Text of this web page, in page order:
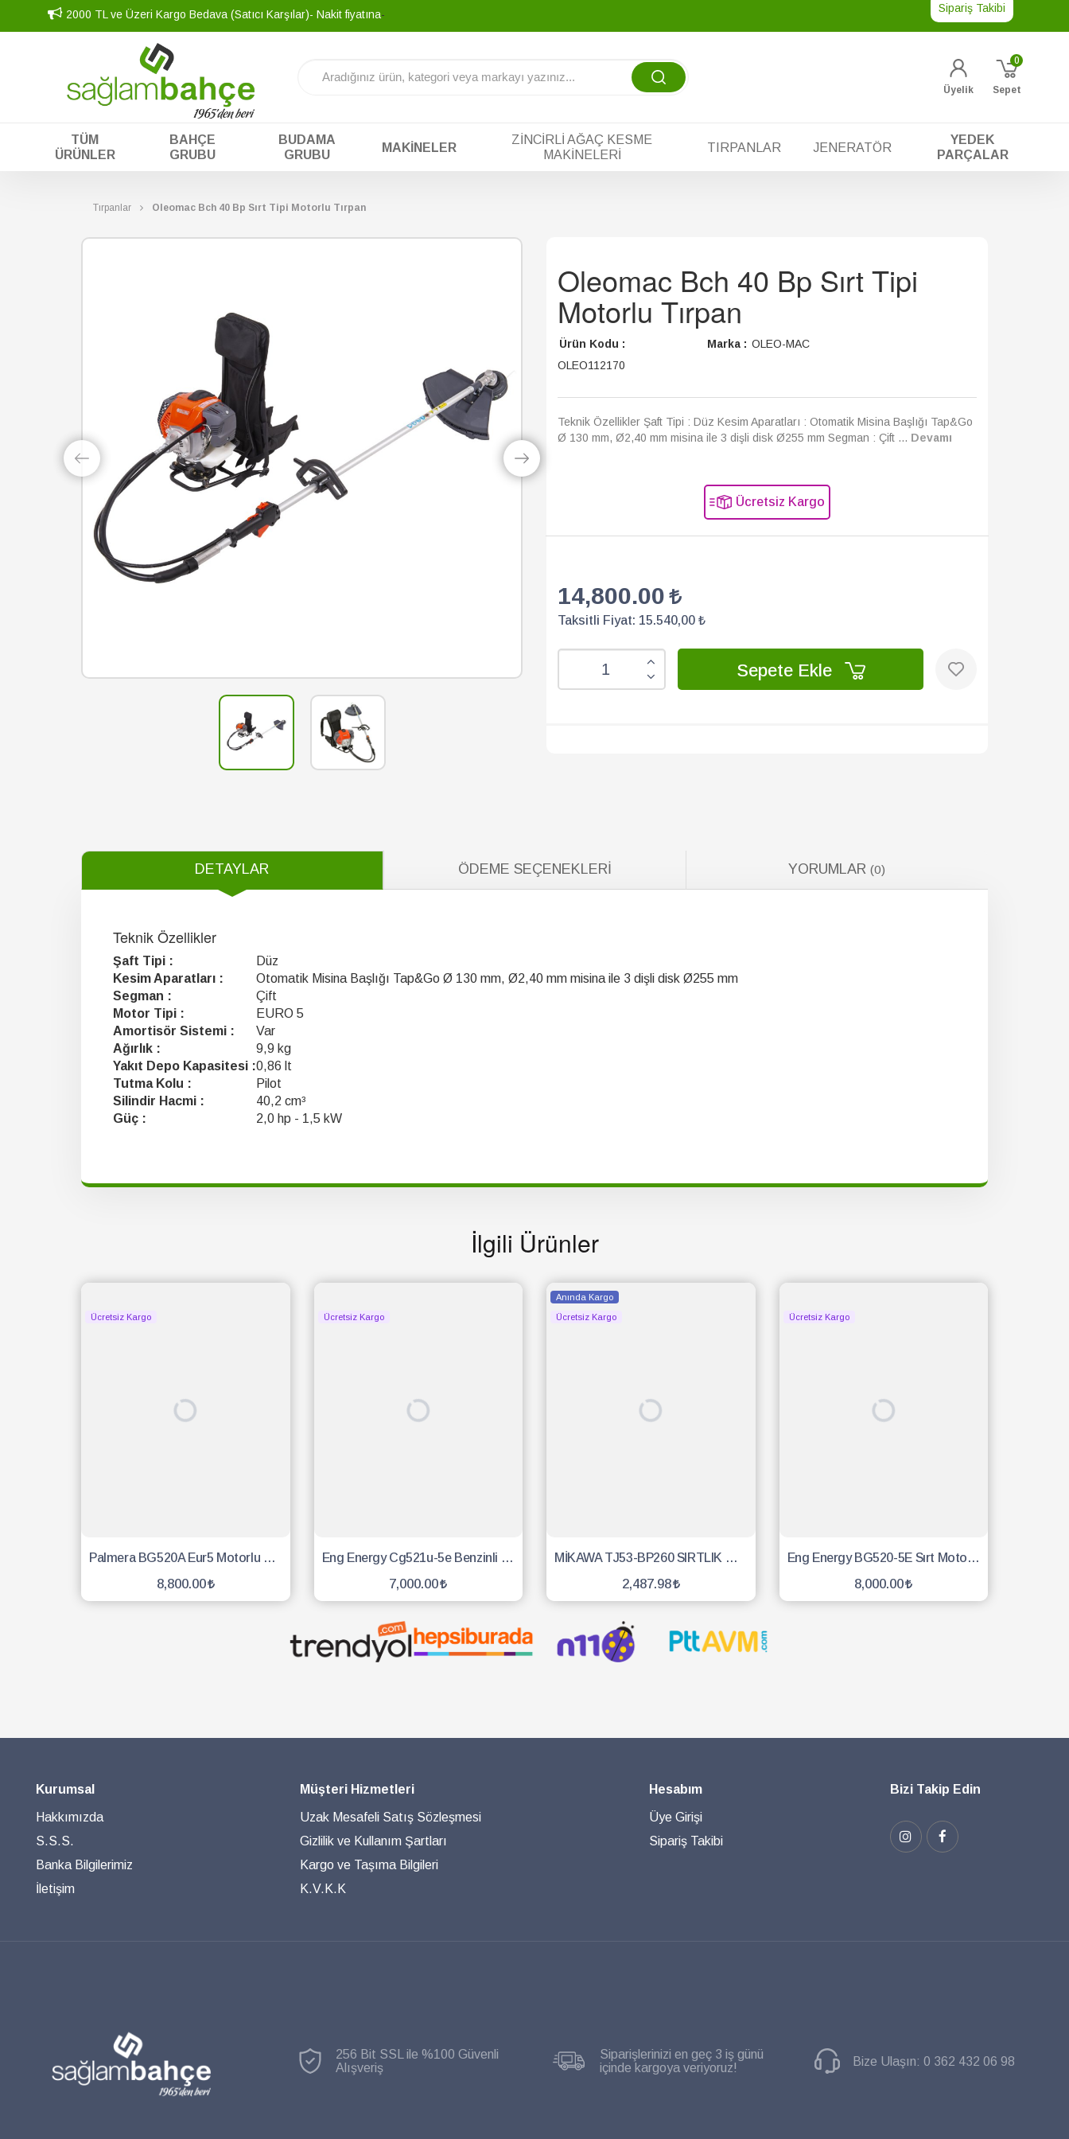
2000 TL ve Üzeri Kargo Bedava (Satıcı Karşılar)- Nakit fiyatına tek yada ta Sipariş Takibi
Üyelik Sepet
0
TÜM
ÜRÜNLER
BAHÇE
GRUBU
BUDAMA
GRUBU
MAKINELER
ZINCIRLI AĞAÇ KESME
MAKINELERI
TIRPANLAR JENERATÖR
YEDEK
PARÇALAR
Tırpanlar Oleomac Bch 40 Bp Sırt Tipi Motorlu Tırpan
Oleomac Bch 40 Bp Sırt Tipi
Motorlu Tırpan
Ürün Kodu :
OLEO112170
Marka : OLEO-MAC
Teknik Özellikler Şaft Tipi : Düz Kesim Aparatları : Otomatik Misina Başlığı Tap&Go
Ø 130 mm, Ø2,40 mm misina ile 3 dişli disk Ø255 mm Segman : Çift ... Devamı
Ücretsiz Kargo
14,800.00
Taksitli Fiyat: 15.540,00 ₺
Sepete Ekle
DETAYLAR ÖDEME SEÇENEKLERI YORUMLAR(0)
Teknik Özellikler
Şaft Tipi :
Düz
Kesim Aparatları :
Otomatik Misina Başlığı Tap&Go Ø 130 mm, Ø2,40 mm misina ile 3 dişli disk Ø255 mm
Segman :
Çift
Motor Tipi :
EURO 5
Amortisör Sistemi :
Var
Ağırlık :
9,9 kg
Yakıt Depo Kapasitesi :0,86 lt
Tutma Kolu :
Pilot
Silindir Hacmi :
40,2 cm³
Güç :
2,0 hp - 1,5 kW
İlgili Ürünler
Ücretsiz Kargo
Palmera BG520A Eur5 Motorlu Sırt Tırpan
8,800.00
Ücretsiz Kargo
Eng Energy Cg521u-5e Benzinli Motorlu Yan Tırpan
7,000.00
SEPETE EKLE
Anında Kargo
Ücretsiz Kargo
MİKAWA TJ53-BP260 SIRTLIK MİNDERİ ORJİNAL
2,487.98
SEPETE EKLE
Ücretsiz Kargo
Eng Energy BG520-5E Sırt Motorlu Tırpan
8,000.00
Kurumsal
Hakkımızda
S.S.S.
Banka Bilgilerimiz
İletişim
Müşteri Hizmetleri
Uzak Mesafeli Satış Sözleşmesi
Gizlilik ve Kullanım Şartları
Kargo ve Taşıma Bilgileri
K.V.K.K
Hesabım
Üye Girişi
Sipariş Takibi
Bizi Takip Edin
256 Bit SSL ile %100 Güvenli
Alışveriş
Siparişlerinizi en geç 3 iş günü
içinde kargoya veriyoruz!
Bize Ulaşın:0 362 432 06 98